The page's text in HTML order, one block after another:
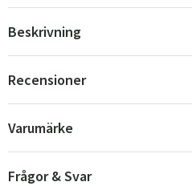
Beskrivning
Recensioner
Varumärke
Frågor & Svar